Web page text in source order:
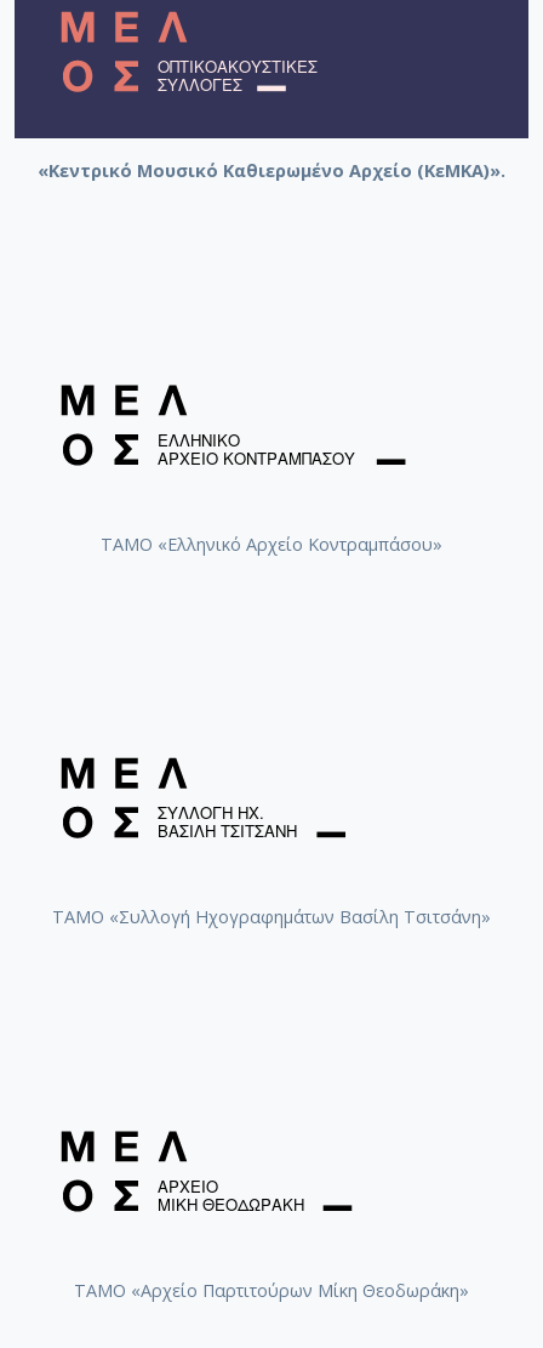
«Κεντρικό Μουσικό Καθιερωμένο Αρχείο (ΚεΜΚΑ)».
ΤΑΜΟ «Ελληνικό Αρχείο Κοντραμπάσου»
ΤΑΜΟ «Συλλογή Ηχογραφημάτων Βασίλη Τσιτσάνη»
ΤΑΜΟ «Αρχείο Παρτιτούρων Μίκη Θεοδωράκη»